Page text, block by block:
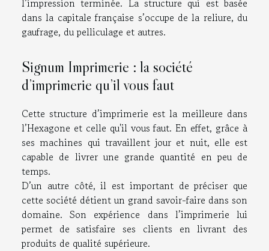
l’impression terminée. La structure qui est basée
dans la capitale française s’occupe de la reliure, du
gaufrage, du pelliculage et autres.
Signum Imprimerie : la société
d’imprimerie qu’il vous faut
Cette structure d’imprimerie est la meilleure dans
l’Hexagone et celle qu'il vous faut. En effet, grâce à
ses machines qui travaillent jour et nuit, elle est
capable de livrer une grande quantité en peu de
temps.
D’un autre côté, il est important de préciser que
cette société détient un grand savoir-faire dans son
domaine. Son expérience dans l’imprimerie lui
permet de satisfaire ses clients en livrant des
produits de qualité supérieure.